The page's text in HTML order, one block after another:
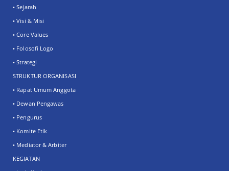
• Sejarah
• Visi & Misi
• Core Values
• Folosofi Logo
• Strategi
STRUKTUR ORGANISASI
• Rapat Umum Anggota
• Dewan Pengawas
• Pengurus
• Komite Etik
• Mediator & Arbiter
KEGIATAN